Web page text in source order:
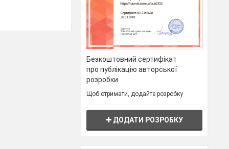
Безкоштовний сертифікат
про публікацію авторської
розробки
Щоб отримати, додайте розробку
ДОДАТИ РОЗРОБКУ